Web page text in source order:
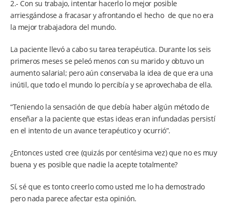
2.- Con su trabajo, intentar hacerlo lo mejor posible
arriesgándose a fracasar y afrontando el hecho de que no era
la mejor trabajadora del mundo.
La paciente llevó a cabo su tarea terapéutica. Durante los seis
primeros meses se peleó menos con su marido y obtuvo un
aumento salarial; pero aún conservaba la idea de que era una
inútil, que todo el mundo lo percibía y se aprovechaba de ella.
“Teniendo la sensación de que debía haber algún método de
enseñar a la paciente que estas ideas eran infundadas persistí
en el intento de un avance terapéutico y ocurrió”.
¿Entonces usted cree (quizás por centésima vez) que no es muy
buena y es posible que nadie la acepte totalmente?
Sí, sé que es tonto creerlo como usted me lo ha demostrado
pero nada parece afectar esta opinión.